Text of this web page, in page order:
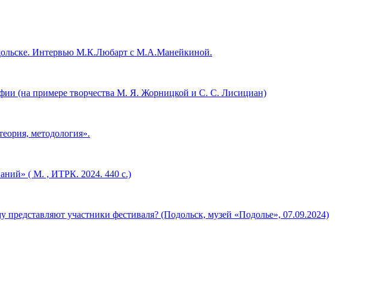
Интервью М.К.Любарт с М.А.Манейкиной.
(на примере творчества М. Я. Жорницкой и С. С. Лисициан)
методология».
( М. , ИТРК. 2024. 440 с.)
участники фестиваля? (Подольск, музей «Подолье», 07.09.2024)